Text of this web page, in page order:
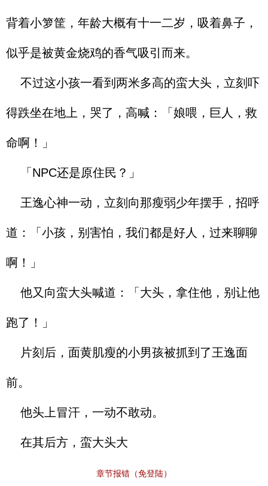
背着小箩筐，年龄大概有十一二岁，吸着鼻子，
似乎是被黄金烧鸡的香气吸引而来。
不过这小孩一看到两米多高的蛮大头，立刻吓
得跌坐在地上，哭了，高喊：「娘喂，巨人，救
命啊！」
「NPC还是原住民？」
王逸心神一动，立刻向那瘦弱少年摆手，招呼
道：「小孩，别害怕，我们都是好人，过来聊聊
啊！」
他又向蛮大头喊道：「大头，拿住他，别让他
跑了！」
片刻后，面黄肌瘦的小男孩被抓到了王逸面
前。
他头上冒汗，一动不敢动。
在其后方，蛮大头大
章节报错（免登陆）